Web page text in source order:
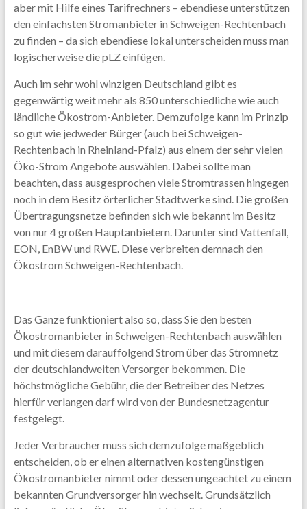
aber mit Hilfe eines Tarifrechners – ebendiese unterstützen
den einfachsten Stromanbieter in Schweigen-Rechtenbach
zu finden – da sich ebendiese lokal unterscheiden muss man
logischerweise die pLZ einfügen.
Auch im sehr wohl winzigen Deutschland gibt es
gegenwärtig weit mehr als 850 unterschiedliche wie auch
ländliche Ökostrom-Anbieter. Demzufolge kann im Prinzip
so gut wie jedweder Bürger (auch bei Schweigen-
Rechtenbach in Rheinland-Pfalz) aus einem der sehr vielen
Öko-Strom Angebote auswählen. Dabei sollte man
beachten, dass ausgesprochen viele Stromtrassen hingegen
noch in dem Besitz örterlicher Stadtwerke sind. Die großen
Übertragungsnetze befinden sich wie bekannt im Besitz
von nur 4 großen Hauptanbietern. Darunter sind Vattenfall,
EON, EnBW und RWE. Diese verbreiten demnach den
Ökostrom Schweigen-Rechtenbach.
Das Ganze funktioniert also so, dass Sie den besten
Ökostromanbieter in Schweigen-Rechtenbach auswählen
und mit diesem darauffolgend Strom über das Stromnetz
der deutschlandweiten Versorger bekommen. Die
höchstmögliche Gebühr, die der Betreiber des Netzes
hierfür verlangen darf wird von der Bundesnetzagentur
festgelegt.
Jeder Verbraucher muss sich demzufolge maßgeblich
entscheiden, ob er einen alternativen kostengünstigen
Ökostromanbieter nimmt oder dessen ungeachtet zu einem
bekannten Grundversorger hin wechselt. Grundsätzlich